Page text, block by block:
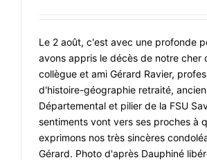
Le 2 août, c'est avec une profonde
avons appris le décès de notre cher
collègue et ami Gérard Ravier,
d'histoire-géographie retraité,
Départemental et pilier de la FSU
sentiments vont vers ses proches à
exprimons nos très sincères
Gérard. Photo d'après Dauphiné